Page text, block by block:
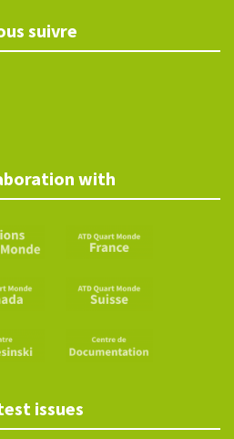
suivre
with
issues